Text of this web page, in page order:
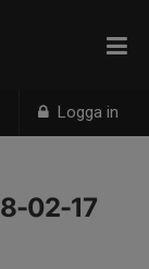
Logga in
02-17